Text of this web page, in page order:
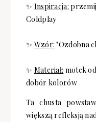
✨ Inspiracja:
Coldplay
✨Wzór: "Ozdobna
✨ Materiał: motek
dobór kolorów
Ta chusta
większą refleksją